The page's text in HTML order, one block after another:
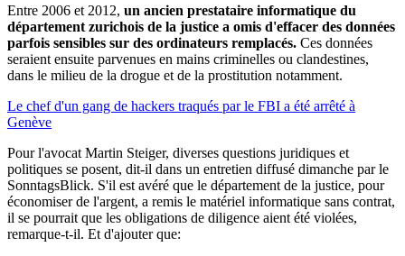
Entre 2006 et 2012, un ancien prestataire informatique du
département zurichois de la justice a omis d'effacer des données
parfois sensibles sur des ordinateurs remplacés. Ces données
seraient ensuite parvenues en mains criminelles ou clandestines,
dans le milieu de la drogue et de la prostitution notamment.
Le chef d'un gang de hackers traqués par le FBI a été arrêté à
Genève
Pour l'avocat Martin Steiger, diverses questions juridiques et
politiques se posent, dit-il dans un entretien diffusé dimanche par le
SonntagsBlick. S'il est avéré que le département de la justice, pour
économiser de l'argent, a remis le matériel informatique sans contrat,
il se pourrait que les obligations de diligence aient été violées,
remarque-t-il. Et d'ajouter que: